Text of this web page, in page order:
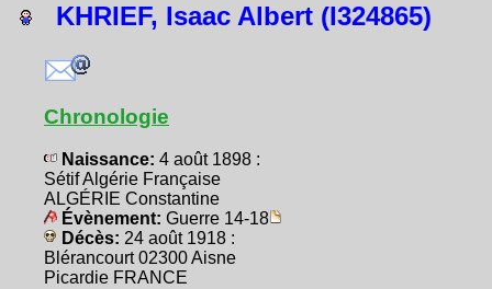
KHRIEF, Isaac Albert (I324865)
Chronologie
Naissance: 4 août 1898 :
Sétif Algérie Française
ALGÉRIE Constantine
Évènement: Guerre 14-18
Décès: 24 août 1918 :
Blérancourt 02300 Aisne
Picardie FRANCE